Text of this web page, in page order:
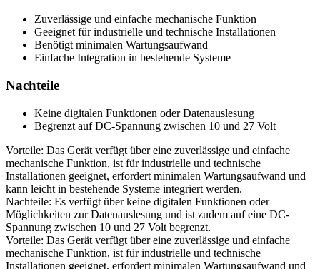
Zuverlässige und einfache mechanische Funktion
Geeignet für industrielle und technische Installationen
Benötigt minimalen Wartungsaufwand
Einfache Integration in bestehende Systeme
Nachteile
Keine digitalen Funktionen oder Datenauslesung
Begrenzt auf DC-Spannung zwischen 10 und 27 Volt
Vorteile: Das Gerät verfügt über eine zuverlässige und einfache
mechanische Funktion, ist für industrielle und technische
Installationen geeignet, erfordert minimalen Wartungsaufwand und
kann leicht in bestehende Systeme integriert werden.
Nachteile: Es verfügt über keine digitalen Funktionen oder
Möglichkeiten zur Datenauslesung und ist zudem auf eine DC-
Spannung zwischen 10 und 27 Volt begrenzt.
Vorteile: Das Gerät verfügt über eine zuverlässige und einfache
mechanische Funktion, ist für industrielle und technische
Installationen geeignet, erfordert minimalen Wartungsaufwand und